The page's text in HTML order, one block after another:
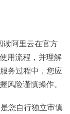
读阿里云在官方
用流程，并理解
务过程中，您应
风险谨慎操作。
您自行独立审慎